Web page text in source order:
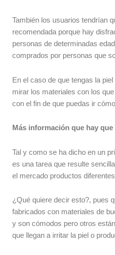
También los usuarios tendrían
recomendada porque hay
personas de determinadas
comprados por personas que
En el caso de que tengas la
mirar los materiales con los
con el fin de que puedas ir
Más información que hay
Tal y como se ha dicho en un
es una tarea que resulte
el mercado productos
¿Qué quiere decir esto?, pues
fabricados con materiales de
y son cómodos pero otros
que llegan a irritar la piel o